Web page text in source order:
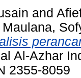
and
Maulana,
Al-Azhar
2355-8059